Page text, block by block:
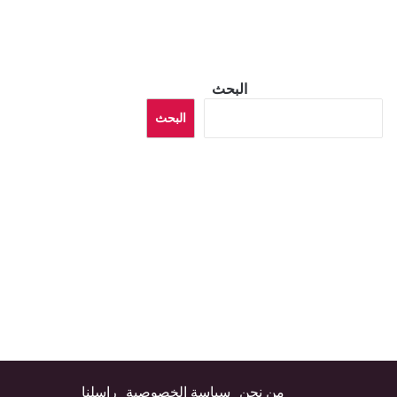
البحث
البحث
من نحن سياسة الخصوصية راسلنا